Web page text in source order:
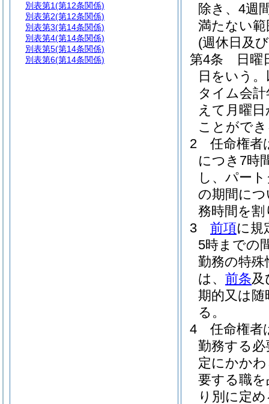
除き、4週
満たない
(週休日及
第4条
日曜
日をいう
タイム会
えて月曜
ことがで
2
任命権者
につき7時
し、パー
の期間に
務時間を
3
前項に規
5時までの
勤務の特
は、 前条及
期的又は
る。
4
任命権者
勤務する
定にかか
要する職
り別に定
別表第1(第12条関係)
別表第2(第12条関係)
別表第3(第14条関係)
別表第4(第14条関係)
別表第5(第14条関係)
別表第6(第14条関係)